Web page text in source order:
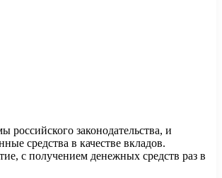
законодательства, и
средства в качестве вкладов.
с получением денежных средств раз в